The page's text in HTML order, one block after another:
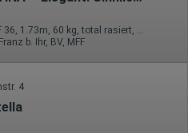
b. Ihr, BV, MFF
4